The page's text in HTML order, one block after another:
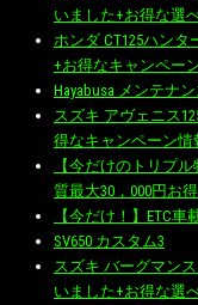
いました+お得な選
ホンダ CT125ハン
+お得なキャンペー
Hayabusa メンテナン
スズキ アヴェニス
得なキャンペーン情
【今だけのトリプ
質最大30，000円お
【今だけ！】ETC
SV650 カスタム3
スズキ バーグマン
いました+お得な選